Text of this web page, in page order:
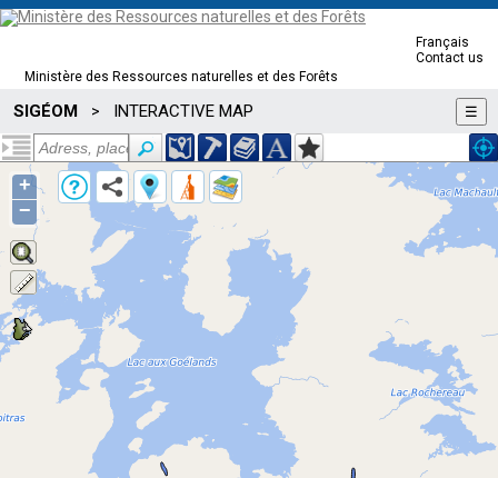
Ministère des Ressources naturelles et des Forêts
Français
Contact us
SIGÉOM > INTERACTIVE MAP ☰
+
−